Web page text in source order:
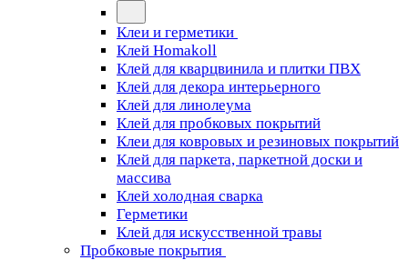
Клеи и герметики
Клей Homakoll
Клей для кварцвинила и плитки ПВХ
Клей для декора интерьерного
Клей для линолеума
Клей для пробковых покрытий
Клеи для ковровых и резиновых покрытий
Клей для паркета, паркетной доски и
массива
Клей холодная сварка
Герметики
Клей для искусственной травы
Пробковые покрытия